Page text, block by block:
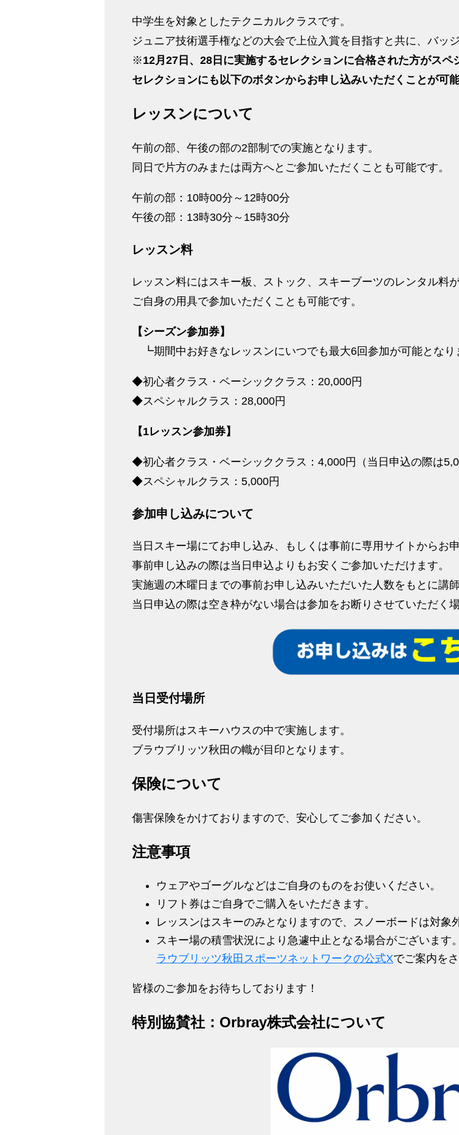
中学生を対象としたテクニカルクラスです。
ジュニア技術選手権などの大会で上位入賞を目指すと共に、バッ
※12月27日、28日に実施するセレクションに合格された方がスペ
セレクションにも以下のボタンからお申し込みいただくことが可能
レッスンについて
午前の部、午後の部の2部制での実施となります。
同日で片方のみまたは両方へとご参加いただくことも可能です。
午前の部：10時00分～12時00分
午後の部：13時30分～15時30分
レッスン料
レッスン料にはスキー板、ストック、スキーブーツのレンタル料
ご自身の用具で参加いただくことも可能です。
【シーズン参加券】
┗期間中お好きなレッスンにいつでも最大6回参加が可能となり
◆初心者クラス・ベーシッククラス：20,000円
◆スペシャルクラス：28,000円
【1レッスン参加券】
◆初心者クラス・ベーシッククラス：4,000円（当日申込の際は
◆スペシャルクラス：5,000円
参加申し込みについて
当日スキー場にてお申し込み、もしくは事前に専用サイトからお
事前申し込みの際は当日申込よりもお安くご参加いただけます。
実施週の木曜日までの事前お申し込みいただいた人数をもとに講
当日申込の際は空き枠がない場合は参加をお断りさせていただく
当日受付場所
受付場所はスキーハウスの中で実施します。
ブラウブリッツ秋田の幟が目印となります。
保険について
傷害保険をかけておりますので、安心してご参加ください。
注意事項
ウェアやゴーグルなどはご自身のものをお使いください。
リフト券はご自身でご購入をいただきます。
レッスンはスキーのみとなりますので、スノーボードは対象
スキー場の積雪状況により急遽中止となる場合がございます
ラウブリッツ秋田スポーツネットワークの公式Xでご案内を
皆様のご参加をお待ちしております！
特別協賛社：Orbray株式会社について